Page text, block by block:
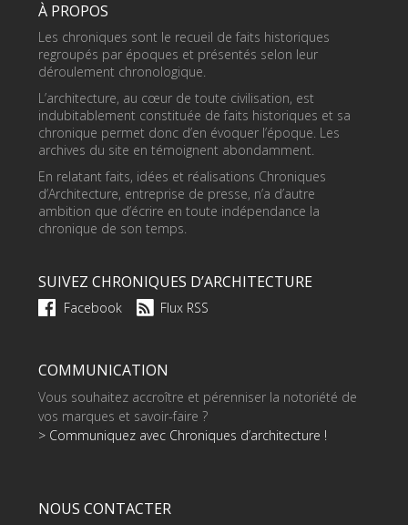
À PROPOS
Les chroniques sont le recueil de faits historiques
regroupés par époques et présentés selon leur
déroulement chronologique.
L’architecture, au cœur de toute civilisation, est
indubitablement constituée de faits historiques et sa
chronique permet donc d’en évoquer l’époque. Les
archives du site en témoignent abondamment.
En relatant faits, idées et réalisations Chroniques
d’Architecture, entreprise de presse, n’a d’autre
ambition que d’écrire en toute indépendance la
chronique de son temps.
SUIVEZ CHRONIQUES D’ARCHITECTURE
Facebook Flux RSS
COMMUNICATION
Vous souhaitez accroître et pérenniser la notoriété de
vos marques et savoir-faire ?
> Communiquez avec Chroniques d’architecture !
NOUS CONTACTER